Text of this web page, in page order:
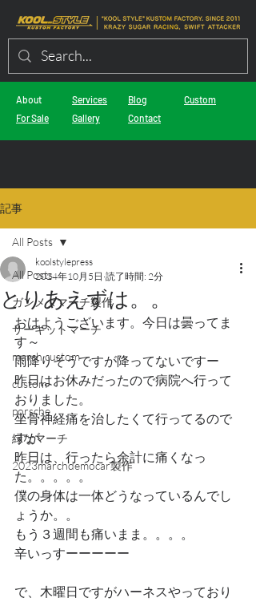
About
For Sale
Services
Gallery
Blog
Contact
Custom
記事
All Posts
ガンメタマーチ製作
サーキットマーチ
march custom
custom
porsche
緑なマーチ
2023marchdemocar製作
All Posts
とりあえずは。。
koolstylepress
2024年10月5日 読了時間: 2分
おはようございます。今日は曇ってま
す～
雨降りそうですが降ってないですー
昨日はお休みだったので病院へ行って
おりました。
坐骨神経痛を治したくて行ってるので
すが
昨日は、行ったら余計に痛くなっ
た。。。。。
僕の身体は一体どうなっているんでし
ょうか。。
もう３週間も痛いまま。。。。
辛いっすーーーーー
で、木曜日ですがハーネスやっており